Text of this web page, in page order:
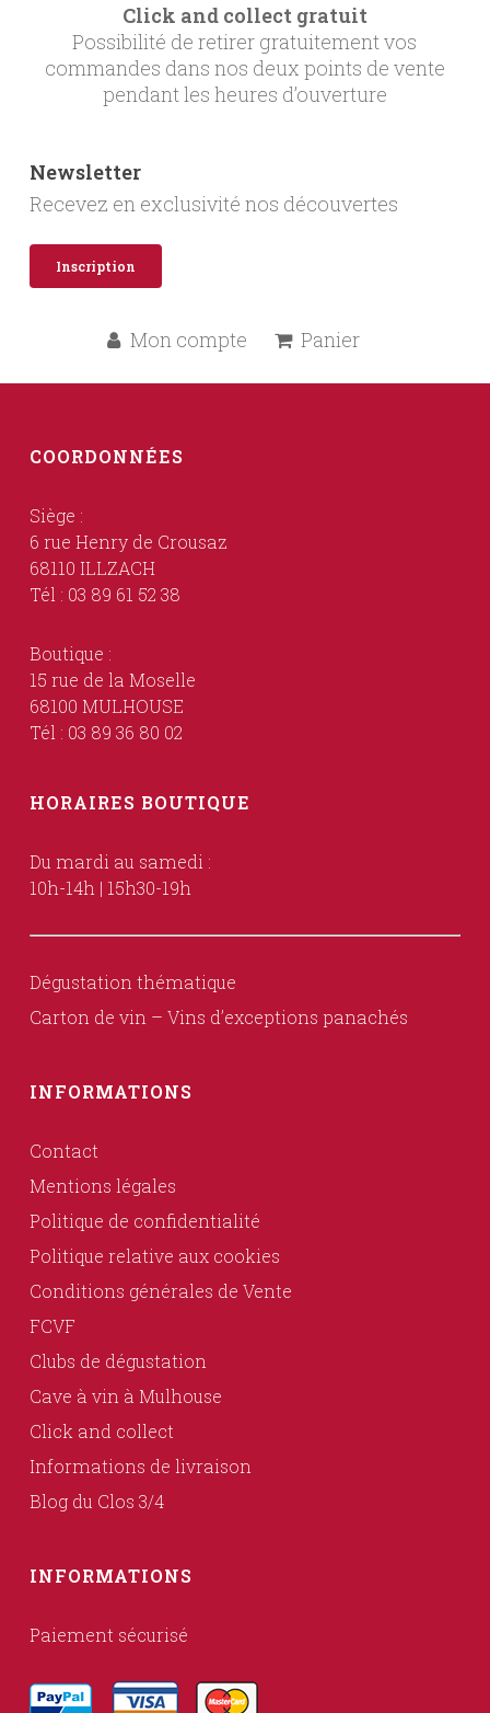
Click and collect gratuit
Possibilité de retirer gratuitement vos
commandes dans nos deux points de vente
pendant les heures d’ouverture
Newsletter
Recevez en exclusivité nos découvertes
Inscription
Mon compte Panier
COORDONNÉES
Siège :
6 rue Henry de Crousaz
68110 ILLZACH
Tél : 03 89 61 52 38
Boutique :
15 rue de la Moselle
68100 MULHOUSE
Tél : 03 89 36 80 02
HORAIRES BOUTIQUE
Du mardi au samedi :
10h-14h | 15h30-19h
Dégustation thématique
Carton de vin – Vins d’exceptions panachés
INFORMATIONS
Contact
Mentions légales
Politique de confidentialité
Politique relative aux cookies
Conditions générales de Vente
FCVF
Clubs de dégustation
Cave à vin à Mulhouse
Click and collect
Informations de livraison
Blog du Clos 3/4
INFORMATIONS
Paiement sécurisé